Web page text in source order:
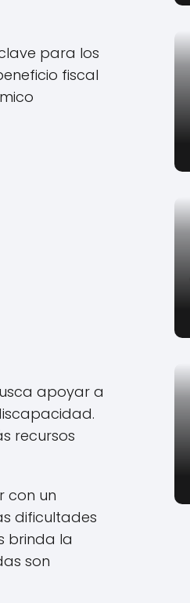
para los
fiscal
apoyar a
recursos
con un
dificultades
brinda la
son